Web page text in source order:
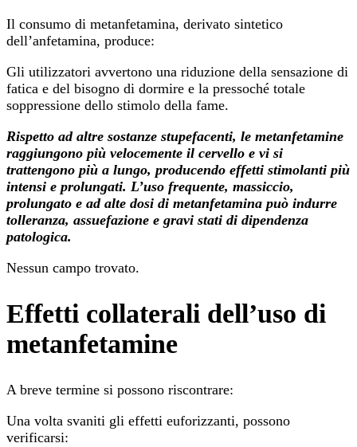
Il consumo di metanfetamina, derivato sintetico
dell’anfetamina, produce:
Gli utilizzatori avvertono una riduzione della sensazione di
fatica e del bisogno di dormire e la pressoché totale
soppressione dello stimolo della fame.
Rispetto ad altre sostanze stupefacenti, le metanfetamine
raggiungono più velocemente il cervello e vi si
trattengono più a lungo, producendo effetti stimolanti più
intensi e prolungati. L’uso frequente, massiccio,
prolungato e ad alte dosi di metanfetamina può indurre
tolleranza, assuefazione e gravi stati di dipendenza
patologica.
Nessun campo trovato.
Effetti collaterali dell’uso di
metanfetamine
A breve termine si possono riscontrare:
Una volta svaniti gli effetti euforizzanti, possono
verificarsi: